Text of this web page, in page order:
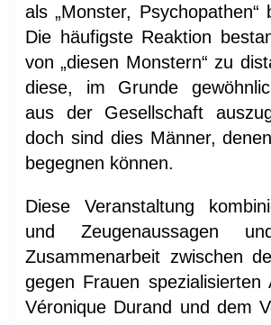
als „Monster,
Die häufigste Reaktion
von „diesen Monstern“ zu
diese, im Grunde
aus der Gesellschaft
doch sind dies Männer,
begegnen können.
Diese Veranstaltung
und Zeugenaussagen
Zusammenarbeit zwischen
gegen Frauen spezialisierten
Véronique Durand und dem